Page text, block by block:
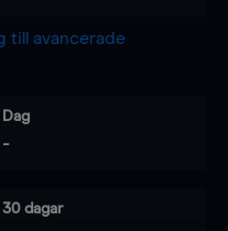
till avancerade
Dag
-
30 dagar